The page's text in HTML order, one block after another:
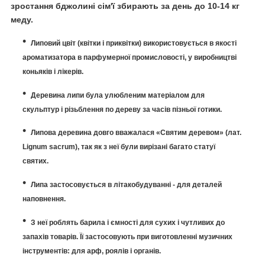
зростання бджолині сім'ї збирають за день до 10-14 кг
меду.
Липовий цвіт (квітки і приквітки) використовується в якості
ароматизатора в парфумерної промисловості, у виробництві
коньяків і лікерів.
Деревина липи була улюбленим матеріалом для
скульптур і різьблення по дереву за часів пізньої готики.
Липова деревина довго вважалася «Святим деревом» (лат.
Lignum sacrum), так як з неї були вирізані багато статуї
святих.
Липа застосовується в літакобудуванні - для деталей
наповнення.
З неї роблять барила і ємності для сухих і чутливих до
запахів товарів. Її застосовують при виготовленні музичних
інструментів: для арф, роялів і органів.